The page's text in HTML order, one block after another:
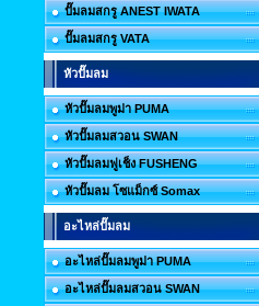
ปั๊มลมสกรู ANEST IWATA
ปั๊มลมสกรู VATA
หัวปั๊มลม
หัวปั๊มลมพูม่า PUMA
หัวปั๊มลมสวอน SWAN
หัวปั๊มลมฟูเช็ง FUSHENG
หัวปั๊มลม โซแม็กซ์ Somax
อะไหล่ปั๊มลม
อะไหล่ปั๊มลมพูม่า PUMA
อะไหล่ปั๊มลมสวอน SWAN